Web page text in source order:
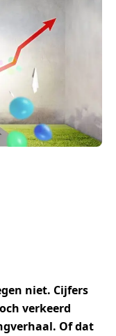
niet. Cijfers
verkeerd
Of dat